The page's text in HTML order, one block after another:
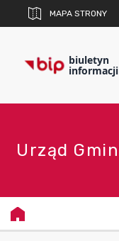
MAPA STRONY
biuletyn
Urząd